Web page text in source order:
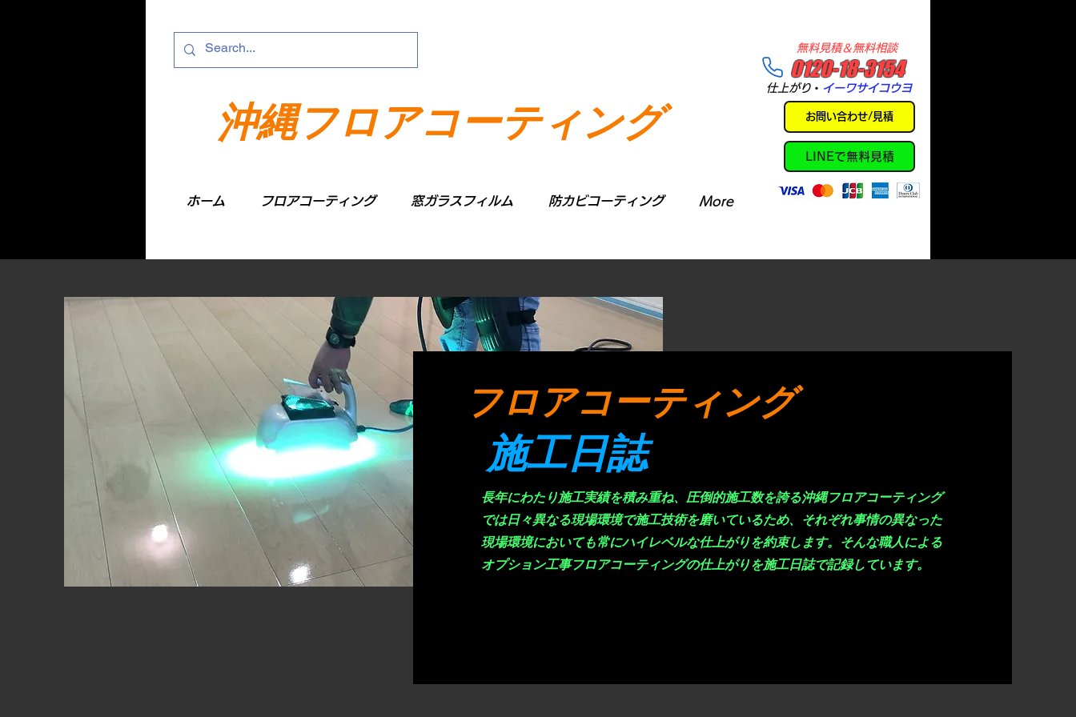
沖縄フロアコーティング
ホーム フロアコーティング 窓ガラスフィルム 防カビコーティング More
​0120-18-3154
​無料見積＆無料相談
​仕上がり ・ イーワサイコウヨ
お問い合わせ/見積
LINEで無料見積
​フロアコーティング
施工日誌
長年にわたり施工実績を積み重ね、圧倒的施工数を誇る沖縄フロアコーティング
では日々異なる現場環境で施工技術を磨いているため、それぞれ事情の異なった
現場環境においても常にハイレベルな仕上がりを約束します。そんな職人による
オプション工事フロアコーティングの仕上がりを施工日誌で記録しています。